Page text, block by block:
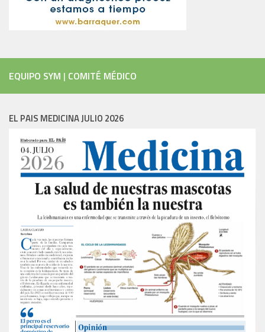
EQUIPO SYM | COMITÉ MÉDICO
EL PAIS MEDICINA JULIO 2026